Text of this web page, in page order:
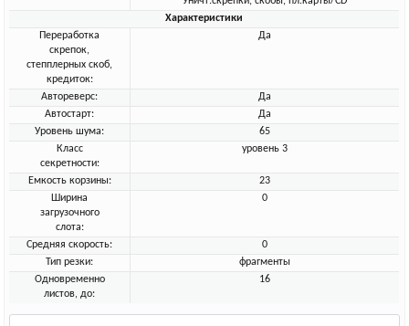
Характеристики
Переработка
скрепок,
степплерных скоб,
кредиток:
Да
Автореверс:
Да
Автостарт:
Да
Уровень шума:
65
Класс
секретности:
уровень 3
Емкость корзины:
23
Ширина
загрузочного
слота:
0
Средняя скорость:
0
Тип резки:
фрагменты
Одновременно
листов, до:
16